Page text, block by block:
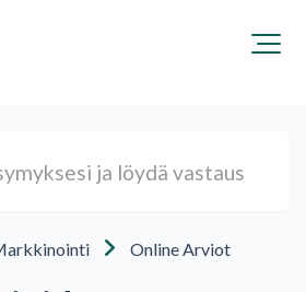
Online Arviot